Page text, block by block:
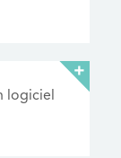
logiciel